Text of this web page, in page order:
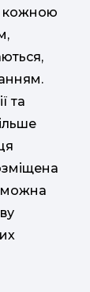
кожною
та
можна